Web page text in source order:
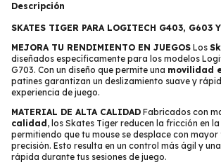
Descripción
SKATES TIGER PARA LOGITECH G403, G603
MEJORA TU RENDIMIENTO EN JUEGOS Los
diseñados específicamente para los modelos
G703. Con un diseño que permite una movilidad
patines garantizan un deslizamiento suave y
experiencia de juego.
MATERIAL DE ALTA CALIDAD Fabricados con
calidad , los Skates Tiger reducen la fricción en
permitiendo que tu mouse se desplace con
precisión. Esto resulta en un control más ágil y
rápida durante tus sesiones de juego.